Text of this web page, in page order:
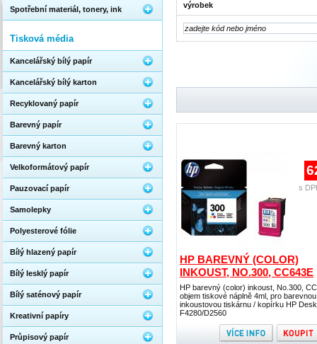
výrobek
HP BAREVNÝ (COLOR)
INKOUST, NO.300, CC643E
HP barevný (color) inkoust, No.300,
objem tiskové náplně 4ml, pro barevnou
inkoustovou tiskárnu / kopírku HP
F4280/D2560
s
Spotřební materiál, tonery, ink
Tisková média
Kancelářský bílý papír
Kancelářský bílý karton
Recyklovaný papír
Barevný papír
Barevný karton
Velkoformátový papír
Pauzovací papír
Samolepky
Polyesterové fólie
Bílý hlazený papír
Bílý lesklý papír
Bílý saténový papír
Kreativní papíry
Průpisový papír